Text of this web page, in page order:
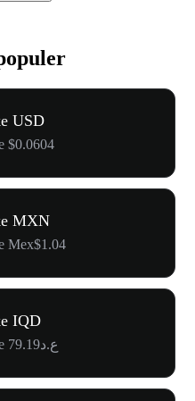
USD
$0.0604
MXN
Mex$1.04
IQD
konversi 1 LAYER ke ع.د79.19